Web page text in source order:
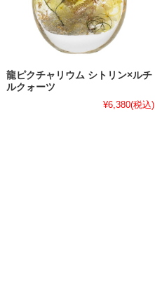
龍ピクチャリウム シトリン×ルチ
ルクォーツ
¥6,380(税込)